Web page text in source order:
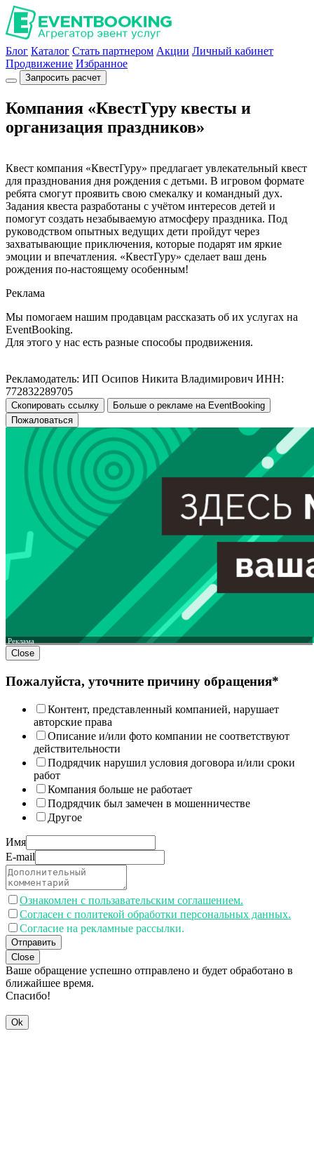
Блог Каталог Стать партнером Акции Личный кабинет
Продвижение Избранное
Запросить расчет
Компания «КвестГуру квесты и
организация праздников»
Квест компания «КвестГуру» предлагает увлекательный квест
для празднования дня рождения с детьми. В игровом формате
ребята смогут проявить свою смекалку и командный дух.
Задания квеста разработаны с учётом интересов детей и
помогут создать незабываемую атмосферу праздника. Под
руководством опытных ведущих дети пройдут через
захватывающие приключения, которые подарят им яркие
эмоции и впечатления. «КвестГуру» сделает ваш день
рождения по-настоящему особенным!
Реклама
Мы помогаем нашим продавцам рассказать об их услугах на
EventBooking.
Для этого у нас есть разные способы продвижения.
Рекламодатель: ИП Осипов Никита Владимирович ИНН:
772832289705
Скопировать ссылку
Больше о рекламе на EventBooking
Пожаловаться
Реклама
Close
Пожалуйста, уточните причину обращения*
Контент, представленный компанией, нарушает
авторские права
Описание и/или фото компании не соответствуют
действительности
Подрядчик нарушил условия договора и/или сроки
работ
Компания больше не работает
Подрядчик был замечен в мошенничестве
Другое
Имя
E-mail
Ознакомлен с пользавательским соглашением.
Согласен с политекой обработки персональных данных.
Согласие на рекламные рассылки.
Отправить
Close
Ваше обращение успешно отправлено и будет обработано в
ближайшее время.
Спасибо!
Ok